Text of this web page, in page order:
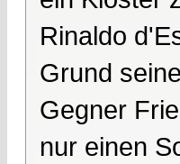
Rinaldo
Grund
Gegner
nur einen